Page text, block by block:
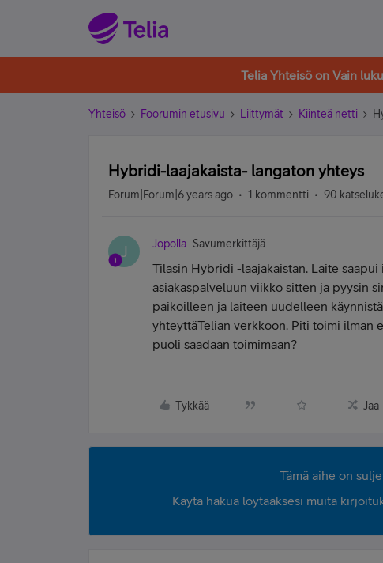
Telia Yhteisö on Vain
Yhteisö Foorumin etusivu Liittymät Kiinteä netti
Hybridi-laajakaista- langaton yhteys
Forum|Forum|6 years ago 1 kommentti 90
J Jopolla Savumerkittäjä
Tilasin Hybridi -laajakaistan. Laite
asiakaspalveluun viikko sitten ja pyysin
paikoilleen ja laiteen uudelleen
yhteyttäTelian verkkoon. Piti toimi ilman
puoli saadaan toimimaan?
Tykkää Jaa
Tämä aihe on
Käytä hakua löytääksesi muita